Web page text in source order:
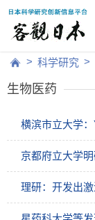
> 科学研究 >
生物医药